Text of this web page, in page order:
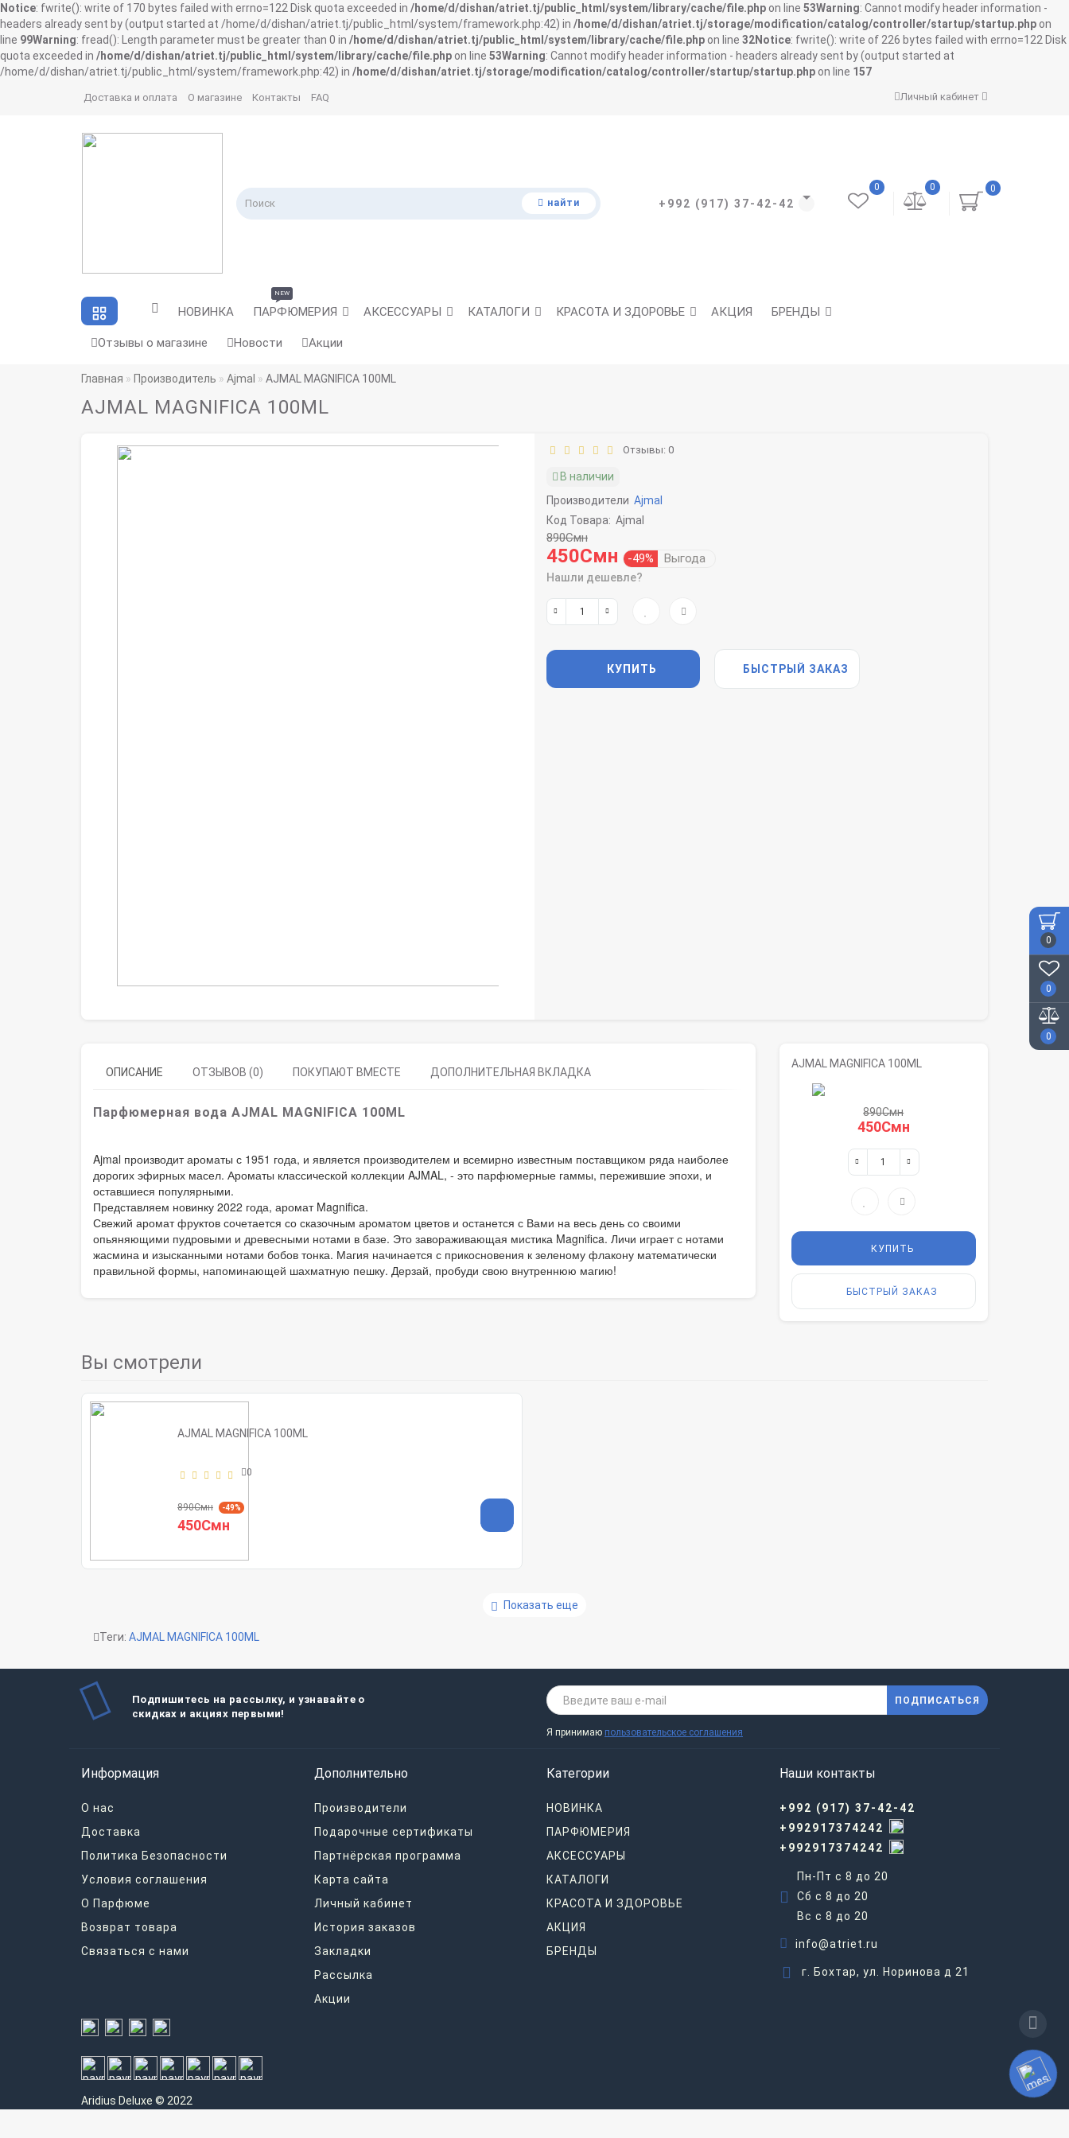
Notice: fwrite(): write of 170 bytes failed with errno=122 Disk quota exceeded in /home/d/dishan/atriet.tj/public_html/system/library/cache/file.php on line 53Warning: Cannot modify header information -
headers already sent by (output started at /home/d/dishan/atriet.tj/public_html/system/framework.php:42) in /home/d/dishan/atriet.tj/storage/modification/catalog/controller/startup/startup.php on
line 99Warning: fread(): Length parameter must be greater than 0 in /home/d/dishan/atriet.tj/public_html/system/library/cache/file.php on line 32Notice: fwrite(): write of 226 bytes failed with errno=122 Disk
quota exceeded in /home/d/dishan/atriet.tj/public_html/system/library/cache/file.php on line 53Warning: Cannot modify header information - headers already sent by (output started at
/home/d/dishan/atriet.tj/public_html/system/framework.php:42) in /home/d/dishan/atriet.tj/storage/modification/catalog/controller/startup/startup.php on line 157
0
0
0
Личный кабинет
Доставка и оплата О магазине Контакты FAQ
найти +992 (917) 37-42-42
0
0
0
НОВИНКА ПАРФЮМЕРИЯ
NEW
АКСЕССУАРЫ КАТАЛОГИ КРАСОТА И ЗДОРОВЬЕ АКЦИЯ БРЕНДЫ
Отзывы о магазине Новости Акции
Главная Производитель Ajmal AJMAL MAGNIFICA 100ML
AJMAL MAGNIFICA 100ML
Отзывы: 0
В наличии
Производители Ajmal
Код Товара: Ajmal
890Смн
450Смн -49% Выгода
Нашли дешевле?
КУПИТЬ БЫСТРЫЙ ЗАКАЗ
ОПИСАНИЕ ОТЗЫВОВ (0) ПОКУПАЮТ ВМЕСТЕ ДОПОЛНИТЕЛЬНАЯ ВКЛАДКА
Парфюмерная вода AJMAL MAGNIFICA 100ML
Ajmal производит ароматы с 1951 года, и является производителем и всемирно известным поставщиком ряда наиболее
дорогих эфирных масел. Ароматы классической коллекции AJMAL, - это парфюмерные гаммы, пережившие эпохи, и
оставшиеся популярными.
Представляем новинку 2022 года, аромат Magnifica.
Свежий аромат фруктов сочетается со сказочным ароматом цветов и останется с Вами на весь день со своими
опьяняющими пудровыми и древесными нотами в базе. Это завораживающая мистика Magnifica. Личи играет с нотами
жасмина и изысканными нотами бобов тонка. Магия начинается с прикосновения к зеленому флакону математически
правильной формы, напоминающей шахматную пешку. Дерзай, пробуди свою внутреннюю магию!
AJMAL MAGNIFICA 100ML
890Смн
450Смн
КУПИТЬ
БЫСТРЫЙ ЗАКАЗ
Вы смотрели
AJMAL MAGNIFICA 100ML
0
890Смн -49%
450Смн
Показать еще
Теги: AJMAL MAGNIFICA 100ML
Подпишитесь на рассылку, и узнавайте о
скидках и акциях первыми!
ПОДПИСАТЬСЯ
Я принимаю пользовательское соглашения
Информация
О нас
Доставка
Политика Безопасности
Условия соглашения
О Парфюме
Возврат товара
Связаться с нами
Дополнительно
Производители
Подарочные сертификаты
Партнёрская программа
Карта сайта
Личный кабинет
История заказов
Закладки
Рассылка
Акции
Категории
НОВИНКА
ПАРФЮМЕРИЯ
АКСЕССУАРЫ
КАТАЛОГИ
КРАСОТА И ЗДОРОВЬЕ
АКЦИЯ
БРЕНДЫ
Наши контакты
+992 (917) 37-42-42
+992917374242
+992917374242
Пн-Пт с 8 до 20
Сб с 8 до 20
Вс c 8 до 20
info@atriet.ru
г. Бохтар, ул. Норинова д 21
Aridius Deluxe © 2022